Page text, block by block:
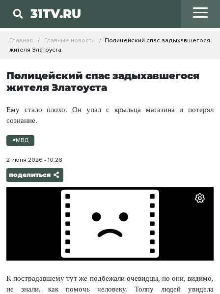
31TV.RU
Главная Главные новости
Полицейский спас задыхавшегося
жителя Златоуста
Полицейский спас задыхавшегося
жителя Златоуста
Ему стало плохо. Он упал с крыльца магазина и потерял
сознание.
#МВД
2 июня 2026 - 10:28
поделиться
К пострадавшему тут же подбежали очевидцы, но они, видимо,
не знали, как помочь человеку. Толпу людей увидела